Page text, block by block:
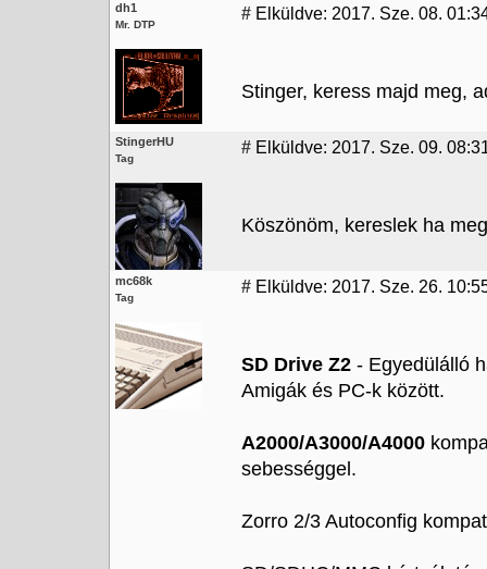
dh1
Mr. DTP
# Elküldve: 2017. Sze. 08.
Stinger, keress majd meg,
StingerHU
Tag
# Elküldve: 2017. Sze. 09.
Köszönöm, kereslek ha
mc68k
Tag
# Elküldve: 2017. Sze. 26.
SD Drive Z2 - Egyedülálló
Amigák és PC-k között.
A2000/A3000/A4000
sebességgel.
Zorro 2/3 Autoconfig